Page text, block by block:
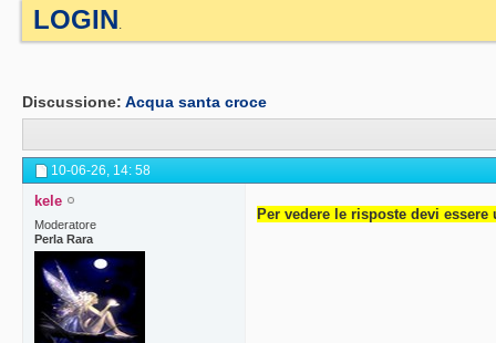
LOGIN.
Discussione: Acqua santa croce
10-06-26, 14: 58
kele
Moderatore
Perla Rara
Per vedere le risposte devi